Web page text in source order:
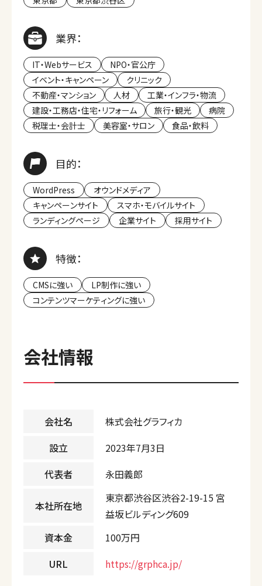
業界：
IT・Webサービス
NPO・官公庁
イベント・キャンペーン
クリニック
不動産・マンション
人材
工業・インフラ・物流
建設・工務店・住宅・リフォーム
旅行・観光
病院
税理士・会計士
美容室・サロン 食品・飲料
目的：
WordPress
オウンドメディア
キャンペーンサイト
スマホ・モバイルサイト
ランディングページ
企業サイト 採用サイト
特徴：
CMSに強い
LP制作に強い
コンテンツマーケティングに強い
会社情報
会社名
株式会社グラフィカ
設立
2023年7月3日
代表者
永田義郎
本社所在地
東京都渋谷区渋谷2-19-15 宮
益坂ビルディング609
資本金
100万円
URL
https://grphca.jp/